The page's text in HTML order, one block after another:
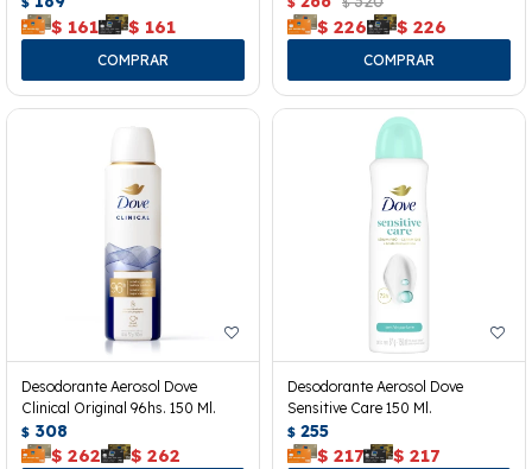
$ 161 $ 161 $ 226 $ 226
Desodorante Aerosol Dove
Clinical Original 96hs. 150 Ml.
$ 308
$ 262 $ 262
Desodorante Aerosol Dove
Sensitive Care 150 Ml.
$ 255
$ 217 $ 217